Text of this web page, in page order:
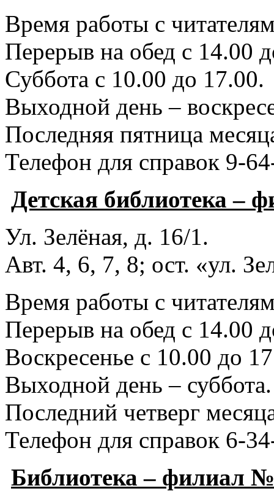
Время работы с
Перерыв на обед с 14.00
Суббота с 10.00 до 17.00.
Выходной день –
Последняя пятница
Телефон для справок 9-
Детская библиотека –
Ул. Зелёная, д. 16/1.
Авт. 4, 6, 7, 8; ост. «ул.
Время работы с
Перерыв на обед с 14.00
Воскресенье с 10.00 до
Выходной день – суббота.
Последний четверг
Телефон для справок 6-
Библиотека – филиал